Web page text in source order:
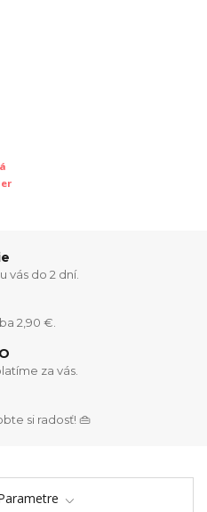
vás do 2 dní.
2,90 €.
za vás.
si radosť! 👜